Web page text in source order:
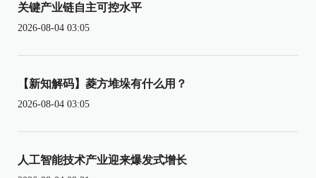
关键产业链自主可控水平
2026-08-04 03:05
【新知解码】菱方堆垛有什么用？
2026-08-04 03:05
人工智能技术产业迎来爆发式增长